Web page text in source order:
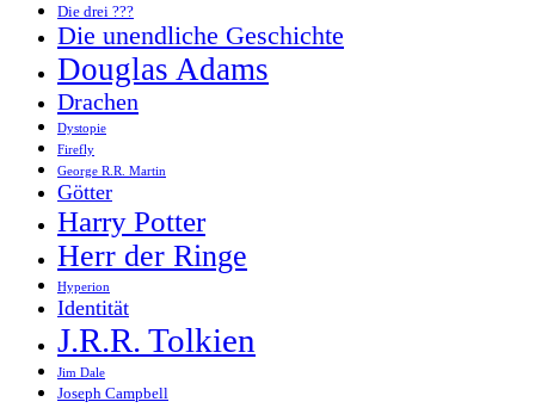
Die drei ???
Die unendliche Geschichte
Douglas Adams
Drachen
Dystopie
Firefly
George R.R. Martin
Götter
Harry Potter
Herr der Ringe
Hyperion
Identität
J.R.R. Tolkien
Jim Dale
Joseph Campbell